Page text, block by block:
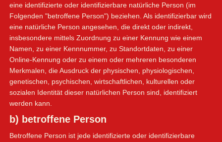
eine identifizierte oder identifizierbare natürliche Person (im
Folgenden "betroffene Person") beziehen. Als identifizierbar wird
eine natürliche Person angesehen, die direkt oder indirekt,
insbesondere mittels Zuordnung zu einer Kennung wie einem
Namen, zu einer Kennnummer, zu Standortdaten, zu einer
Online-Kennung oder zu einem oder mehreren besonderen
Merkmalen, die Ausdruck der physischen, physiologischen,
genetischen, psychischen, wirtschaftlichen, kulturellen oder
sozialen Identität dieser natürlichen Person sind, identifiziert
werden kann.
b) betroffene Person
Betroffene Person ist jede identifizierte oder identifizierbare